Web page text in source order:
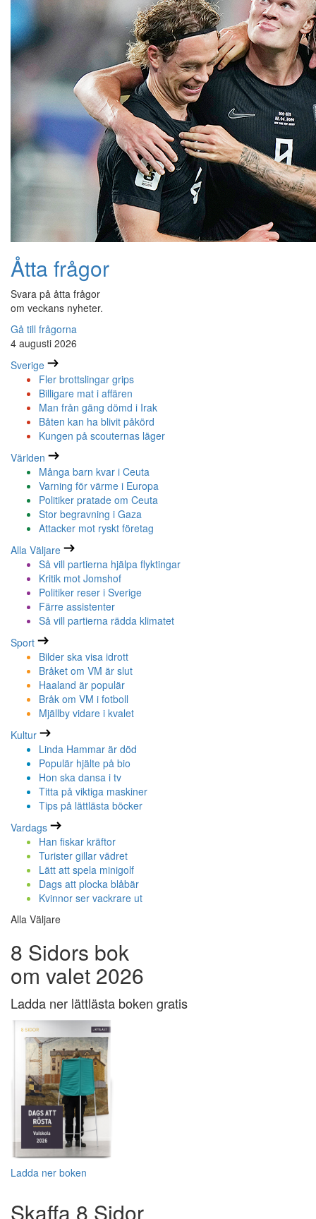
Åtta frågor
Svara på åtta frågor
om veckans nyheter.
Gå till frågorna
4 augusti 2026
Sverige
Fler brottslingar grips
Billigare mat i affären
Man från gäng dömd i Irak
Båten kan ha blivit påkörd
Kungen på scouternas läger
Världen
Många barn kvar i Ceuta
Varning för värme i Europa
Politiker pratade om Ceuta
Stor begravning i Gaza
Attacker mot ryskt företag
Alla Väljare
Så vill partierna hjälpa flyktingar
Kritik mot Jomshof
Politiker reser i Sverige
Färre assistenter
Så vill partierna rädda klimatet
Sport
Bilder ska visa idrott
Bråket om VM är slut
Haaland är populär
Bråk om VM i fotboll
Mjällby vidare i kvalet
Kultur
Linda Hammar är död
Populär hjälte på bio
Hon ska dansa i tv
Titta på viktiga maskiner
Tips på lättlästa böcker
Vardags
Han fiskar kräftor
Turister gillar vädret
Lätt att spela minigolf
Dags att plocka blåbär
Kvinnor ser vackrare ut
Alla Väljare
8 Sidors bok
om valet 2026
Ladda ner lättlästa boken gratis
Ladda ner boken
Skaffa 8 Sidor